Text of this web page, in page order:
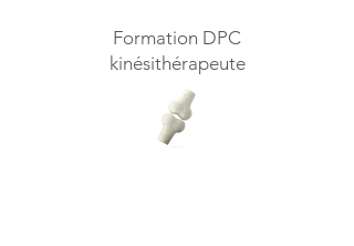
Formation DPC
kinésithérapeute